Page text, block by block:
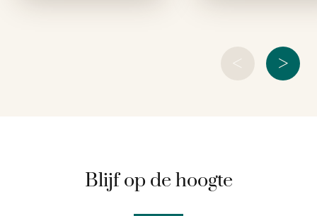
< >
Blijf op de hoogte